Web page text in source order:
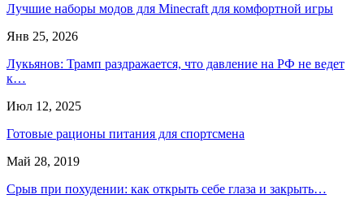
Лучшие наборы модов для Minecraft для комфортной игры
Янв 25, 2026
Лукьянов: Трамп раздражается, что давление на РФ не ведет
к…
Июл 12, 2025
Готовые рационы питания для спортсмена
Май 28, 2019
Срыв при похудении: как открыть себе глаза и закрыть…